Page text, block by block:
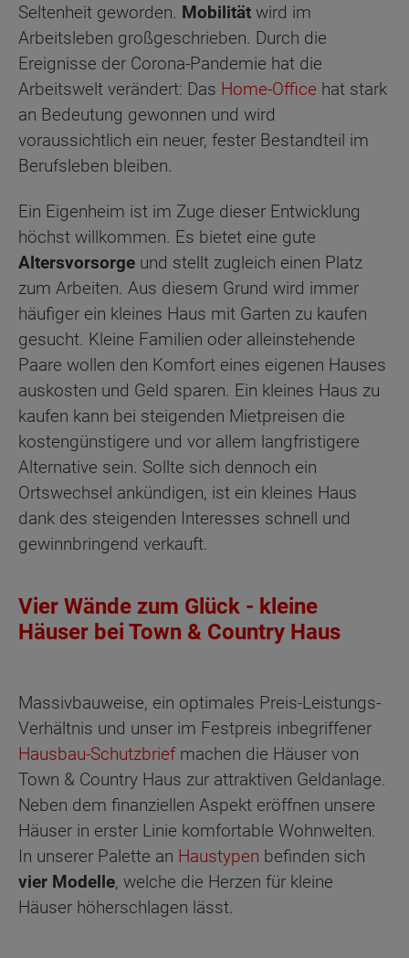
Seltenheit geworden. Mobilität wird im
Arbeitsleben großgeschrieben. Durch die
Ereignisse der Corona-Pandemie hat die
Arbeitswelt verändert: Das Home-Office hat stark
an Bedeutung gewonnen und wird
voraussichtlich ein neuer, fester Bestandteil im
Berufsleben bleiben.
Ein Eigenheim ist im Zuge dieser Entwicklung
höchst willkommen. Es bietet eine gute
Altersvorsorge und stellt zugleich einen Platz
zum Arbeiten. Aus diesem Grund wird immer
häufiger ein kleines Haus mit Garten zu kaufen
gesucht. Kleine Familien oder alleinstehende
Paare wollen den Komfort eines eigenen Hauses
auskosten und Geld sparen. Ein kleines Haus zu
kaufen kann bei steigenden Mietpreisen die
kostengünstigere und vor allem langfristigere
Alternative sein. Sollte sich dennoch ein
Ortswechsel ankündigen, ist ein kleines Haus
dank des steigenden Interesses schnell und
gewinnbringend verkauft.
Vier Wände zum Glück - kleine
Häuser bei Town & Country Haus
Massivbauweise, ein optimales Preis-Leistungs-
Verhältnis und unser im Festpreis inbegriffener
Hausbau-Schutzbriefmachen die Häuser von
Town & Country Haus zur attraktiven Geldanlage.
Neben dem finanziellen Aspekt eröffnen unsere
Häuser in erster Linie komfortable Wohnwelten.
In unserer Palette an Haustypen befinden sich
vier Modelle, welche die Herzen für kleine
Häuser höherschlagen lässt.